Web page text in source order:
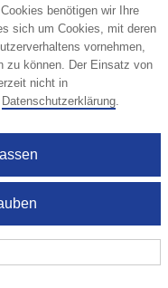
benötigen wir Ihre
sich um Cookies, mit deren
vornehmen,
zu können. Der Einsatz von
nicht in
Datenschutzerklärung.